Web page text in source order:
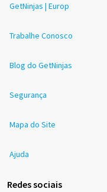
GetNinjas | Europ
Trabalhe Conosco
Blog do GetNinjas
Segurança
Mapa do Site
Ajuda
Redes sociais